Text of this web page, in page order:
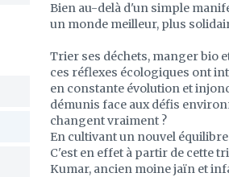
Bien au-delà d'un simple
un monde meilleur, plus
Trier ses déchets, manger bio
ces réflexes écologiques ont
en constante évolution et
démunis face aux défis
changent vraiment ?
En cultivant un nouvel
C'est en effet à partir de cette
Kumar, ancien moine jaïn et